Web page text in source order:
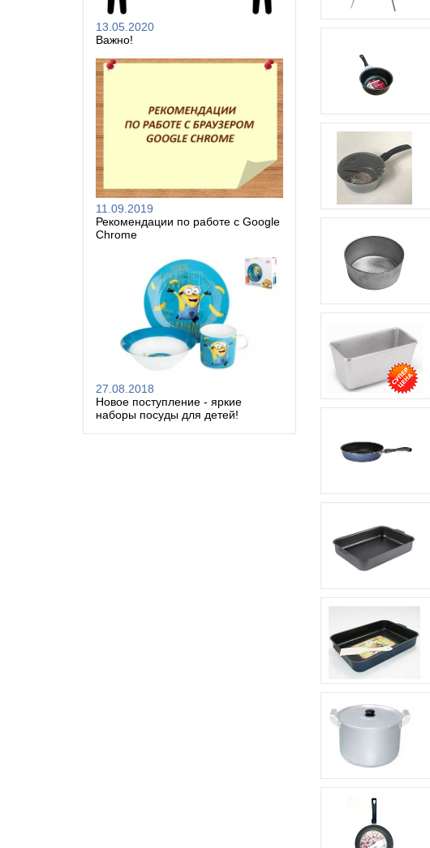
13.05.2020
Важно!
11.09.2019
Рекомендации по работе с Google
Chrome
27.08.2018
Новое поступление - яркие
наборы посуды для детей!